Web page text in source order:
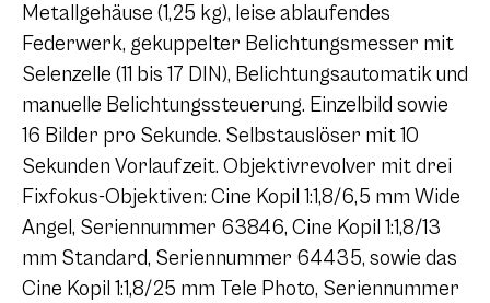
Metallgehäuse (1,25 kg), leise ablaufendes
Federwerk, gekuppelter Belichtungsmesser mit
Selenzelle (11 bis 17 DIN), Belichtungsautomatik und
manuelle Belichtungssteuerung. Einzelbild sowie
16 Bilder pro Sekunde. Selbstauslöser mit 10
Sekunden Vorlaufzeit. Objektivrevolver mit drei
Fixfokus-Objektiven: Cine Kopil 1:1,8/6,5 mm Wide
Angel, Seriennummer 63846, Cine Kopil 1:1,8/13
mm Standard, Seriennummer 64435, sowie das
Cine Kopil 1:1,8/25 mm Tele Photo, Seriennummer